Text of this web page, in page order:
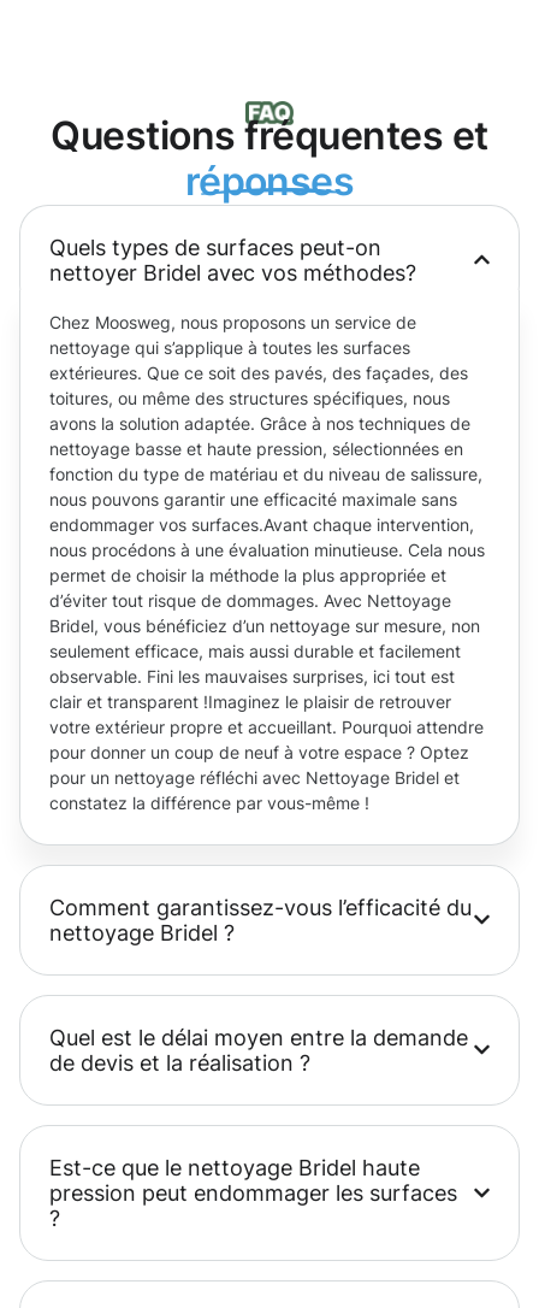
Questions fréquentes et
réponses
Quels types de surfaces peut-on
nettoyer Bridel avec vos méthodes?
Chez Moosweg, nous proposons un service de
nettoyage qui s’applique à toutes les surfaces
extérieures. Que ce soit des pavés, des façades, des
toitures, ou même des structures spécifiques, nous
avons la solution adaptée. Grâce à nos techniques de
nettoyage basse et haute pression, sélectionnées en
fonction du type de matériau et du niveau de salissure,
nous pouvons garantir une efficacité maximale sans
endommager vos surfaces.Avant chaque intervention,
nous procédons à une évaluation minutieuse. Cela nous
permet de choisir la méthode la plus appropriée et
d’éviter tout risque de dommages. Avec Nettoyage
Bridel, vous bénéficiez d’un nettoyage sur mesure, non
seulement efficace, mais aussi durable et facilement
observable. Fini les mauvaises surprises, ici tout est
clair et transparent !Imaginez le plaisir de retrouver
votre extérieur propre et accueillant. Pourquoi attendre
pour donner un coup de neuf à votre espace ? Optez
pour un nettoyage réfléchi avec Nettoyage Bridel et
constatez la différence par vous-même !
Comment garantissez-vous l’efficacité du
nettoyage Bridel ?
Quel est le délai moyen entre la demande
de devis et la réalisation ?
Est-ce que le nettoyage Bridel haute
pression peut endommager les surfaces
?